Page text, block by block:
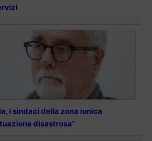
i sindaci della zona ionica
disastrosa”